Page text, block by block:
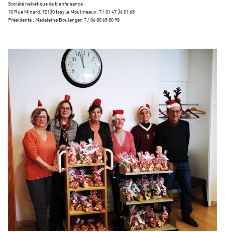
Société helvétique de bienfaisance
10 Rue Minard. 92130 Issy le Moulineaux. T / 01 47 36 01 65
Présidente : Madeleine Boulanger. T / 06 80 65 80 98